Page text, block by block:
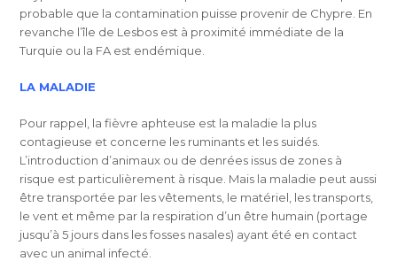
probable que la contamination puisse provenir de Chypre. En
revanche l’île de Lesbos est à proximité immédiate de la
Turquie ou la FA est endémique.
LA MALADIE
Pour rappel, la fièvre aphteuse est la maladie la plus
contagieuse et concerne les ruminants et les suidés.
L’introduction d’animaux ou de denrées issus de zones à
risque est particulièrement à risque. Mais la maladie peut aussi
être transportée par les vêtements, le matériel, les transports,
le vent et même par la respiration d’un être humain (portage
jusqu’à 5 jours dans les fosses nasales) ayant été en contact
avec un animal infecté.